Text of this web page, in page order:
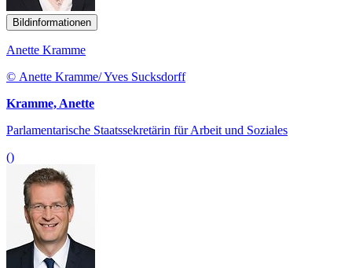
Bildinformationen
Anette Kramme
© Anette Kramme/ Yves Sucksdorff
Kramme, Anette
Parlamentarische Staatssekretärin für Arbeit und Soziales
()